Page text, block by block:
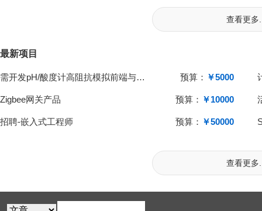
查看更多
最新项目
需开发pH/酸度计高阻抗模拟前端与单片机系统 预算： ￥5000
Zigbee网关产品 预算： ￥10000
招聘-嵌入式工程师 预算： ￥50000
查看更多